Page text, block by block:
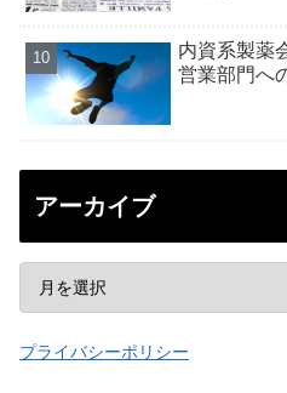
内資系製薬
営業部門へ
アーカイブ
プライバシーポリシー